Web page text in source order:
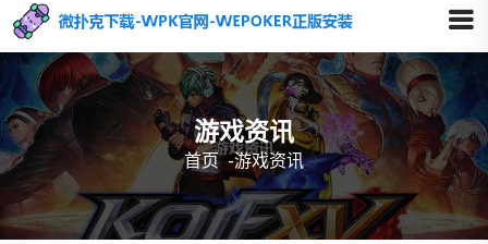
游戏资讯
首页 -游戏资讯